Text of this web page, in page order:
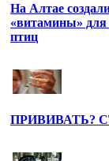
На Алтае
«витамины»
птиц
ПРИВИВАТЬ?